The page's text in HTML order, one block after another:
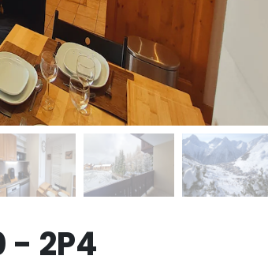
- 2P4